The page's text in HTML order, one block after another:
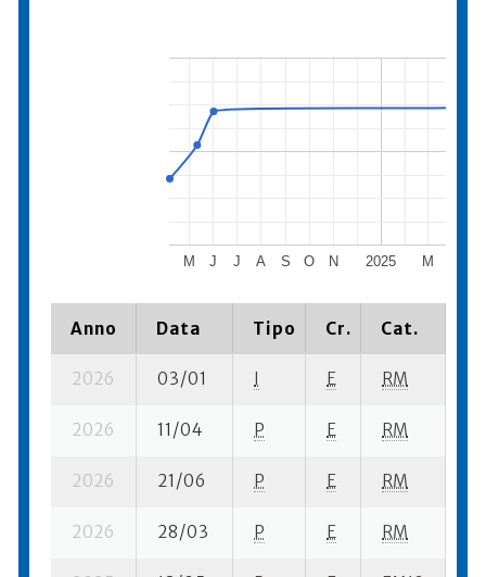
2025
M J J A S O N M
Anno Data Tipo Cr. Cat.
2026 03/01 I E RM
2026 11/04 P E RM
2026 21/06 P E RM
2026 28/03 P E RM